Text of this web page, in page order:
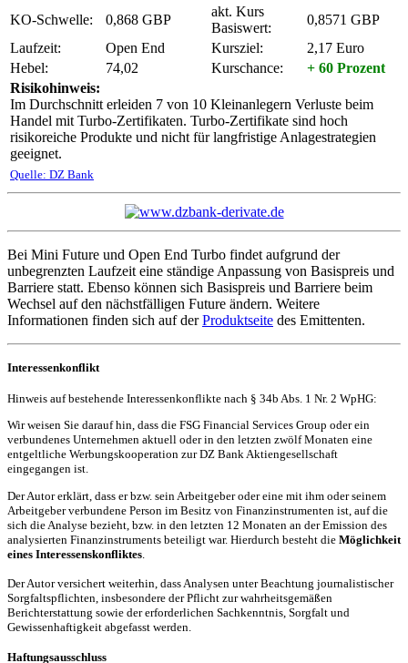
KO-Schwelle:
0,868 GBP
akt. Kurs
Basiswert:
0,8571 GBP
Laufzeit:
Open End Kursziel:
2,17 Euro
Hebel:
74,02 Kurschance:
+ 60 Prozent
Risikohinweis:
Im Durchschnitt erleiden 7 von 10 Kleinanlegern Verluste beim
Handel mit Turbo-Zertifikaten. Turbo-Zertifikate sind hoch
risikoreiche Produkte und nicht für langfristige Anlagestrategien
geeignet.
Quelle: DZ Bank
Bei Mini Future und Open End Turbo findet aufgrund der
unbegrenzten Laufzeit eine ständige Anpassung von Basispreis und
Barriere statt. Ebenso können sich Basispreis und Barriere beim
Wechsel auf den nächstfälligen Future ändern. Weitere
Informationen finden sich auf derProduktseite des Emittenten.
Interessenkonflikt
Hinweis auf bestehende Interessenkonflikte nach § 34b Abs. 1 Nr. 2 WpHG:
Wir weisen Sie darauf hin, dass die FSG Financial Services Group oder ein
verbundenes Unternehmen aktuell oder in den letzten zwölf Monaten eine
entgeltliche Werbungskooperation zur DZ Bank Aktiengesellschaft
eingegangen ist.
Der Autor erklärt, dass er bzw. sein Arbeitgeber oder eine mit ihm oder seinem
Arbeitgeber verbundene Person im Besitz von Finanzinstrumenten ist, auf die
sich die Analyse bezieht, bzw. in den letzten 12 Monaten an der Emission des
analysierten Finanzinstruments beteiligt war. Hierdurch besteht die Möglichkeit
eines Interessenskonfliktes
Der Autor versichert weiterhin, dass Analysen unter Beachtung journalistischer
Sorgfaltspflichten, insbesondere der Pflicht zur wahrheitsgemäßen
Berichterstattung sowie der erforderlichen Sachkenntnis, Sorgfalt und
Gewissenhaftigkeit abgefasst werden.
Haftungsausschluss